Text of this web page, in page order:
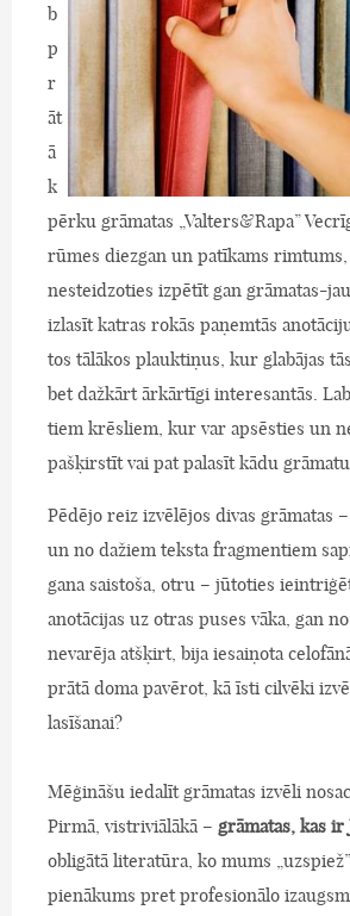
b
p
r
āt
ā
k
pērku grāmatas „Valters&Rapa”
rūmes diezgan un patīkams rimtums,
nesteidzoties izpētīt gan grāmatas-
izlasīt katras rokās paņemtās
tos tālākos plauktiņus, kur glabājas
bet dažkārt ārkārtīgi interesantās.
tiem krēsliem, kur var apsēsties un
pašķirstīt vai pat palasīt kādu grāmatu.
Pēdējo reiz izvēlējos divas grāmatas
un no dažiem teksta fragmentiem
gana saistoša, otru – jūtoties
anotācijas uz otras puses vāka, gan
nevarēja atšķirt, bija iesaiņota
prātā doma pavērot, kā īsti cilvēki
lasīšanai?
Mēģināšu iedalīt grāmatas izvēli
Pirmā, vistriviālākā – grāmatas, kas ir
obligātā literatūra, ko mums
pienākums pret profesionālo